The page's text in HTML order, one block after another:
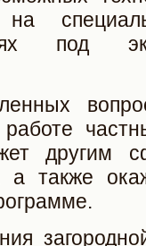
на
под
другим
а также